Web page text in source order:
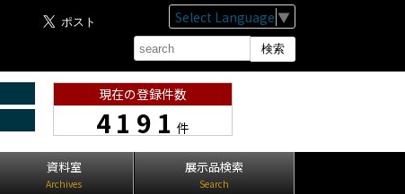
Select Language ▼
現在の登録件数
4191件
資料室
Archives
展示品検索
Search